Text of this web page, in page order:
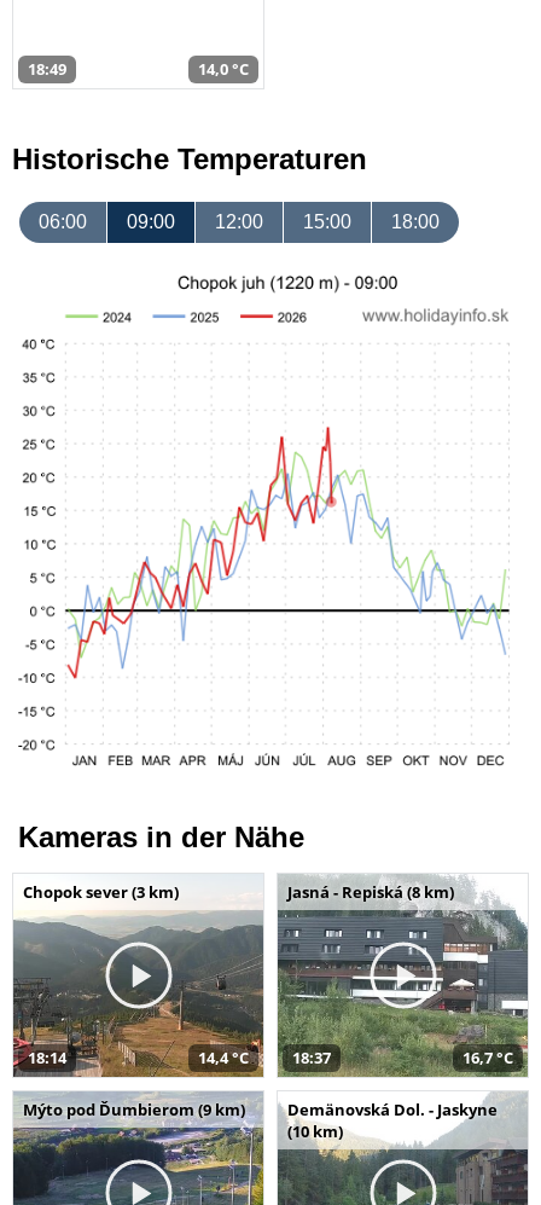
18:49 14,0 °C
Historische Temperaturen
06:00 09:00 12:00 15:00 18:00
Kameras in der Nähe
Chopok sever (3 km)
18:14 14,4 °C
Jasná - Repiská (8 km)
18:37 16,7 °C
Mýto pod Ďumbierom (9 km)
Demänovská Dol. - Jaskyne
(10 km)